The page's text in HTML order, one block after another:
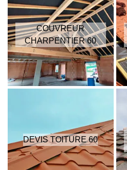
COUVREUR
CHARPENTIER 60
DEVIS TOITURE 60